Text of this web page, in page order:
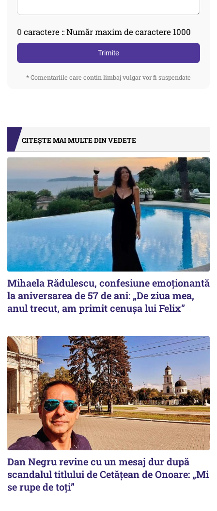
0 caractere :: Număr maxim de caractere 1000
Trimite
* Comentariile care contin limbaj vulgar vor fi suspendate
CITEȘTE MAI MULTE DIN VEDETE
Mihaela Rădulescu, confesiune emoționantă
la aniversarea de 57 de ani: „De ziua mea,
anul trecut, am primit cenușa lui Felix”
Dan Negru revine cu un mesaj dur după
scandalul titlului de Cetățean de Onoare: „Mi
se rupe de toți”